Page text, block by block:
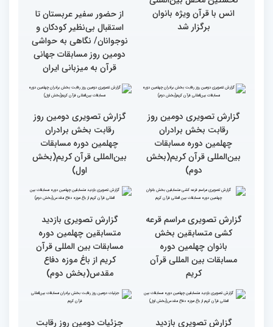
از حضور سفیر عربستان تا
استقبال بی‌نظیر کودکان و
نوجوانان/ نگاهی به حواشی
دومین روز مسابقات جهانی
قرآن به میزبانی ایران
گزارش تصویری دومین روز
رقابت بخش برادران
چهلمین دوره مسابقات
بین‌المللی قرآن کریم(بخش
دوم)
گزارش تصویری دومین روز
رقابت بخش برادران
چهلمین دوره مسابقات
بین‌المللی قرآن کریم(بخش
اول)
گزارش تصویری مراسم قرعه
کشی متسابقین بخش
بانوان چهلمین دوره
مسابقات بین المللی قرآن
کریم
گزارش تصویری بازدید
متسابقین چهلمین دوره
مسابقات بین المللی قرآن
کریم از باغ موزه دفاع
مقدس(بخش دوم)